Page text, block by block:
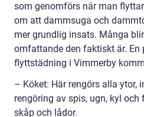
som genomförs när man
om att dammsuga och
mer grundlig insats. Många
omfattande den faktiskt är. En
flyttstädning i Vimmerby
– Köket: Här rengörs alla ytor,
rengöring av spis, ugn, kyl
skåp och lådor.